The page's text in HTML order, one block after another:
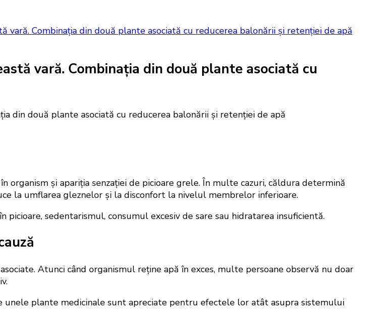
Combinația din două plante asociată cu reducerea balonării și retenției de apă
vară. Combinația din două plante asociată cu
și apariția senzației de picioare grele. În multe cazuri, căldura determină
la umflarea gleznelor și la disconfort la nivelul membrelor inferioare.
sedentarismul, consumul excesiv de sare sau hidratarea insuficientă.
Atunci când organismul reține apă în exces, multe persoane observă nu doar
plante medicinale sunt apreciate pentru efectele lor atât asupra sistemului